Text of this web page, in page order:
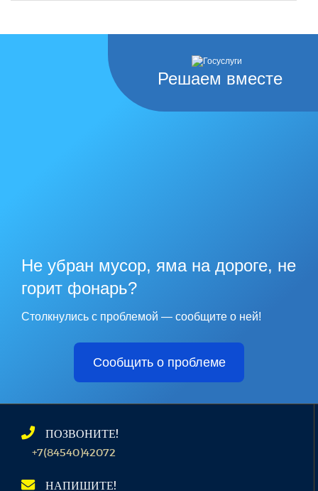
Решаем вместе
Не убран мусор, яма на дороге, не
горит фонарь?
Столкнулись с проблемой — сообщите о ней!
Сообщить о проблеме
ПОЗВОНИТЕ!
+7(84540)42072
НАПИШИТЕ!